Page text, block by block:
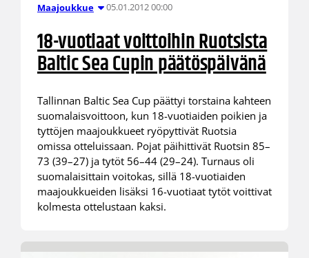
Maajoukkue 05.01.2012 00:00
18-vuotiaat voittoihin Ruotsista
Baltic Sea Cupin päätöspäivänä
Tallinnan Baltic Sea Cup päättyi torstaina kahteen
suomalaisvoittoon, kun 18-vuotiaiden poikien ja
tyttöjen maajoukkueet ryöpyttivät Ruotsia
omissa otteluissaan. Pojat päihittivät Ruotsin 85–
73 (39–27) ja tytöt 56–44 (29–24). Turnaus oli
suomalaisittain voitokas, sillä 18-vuotiaiden
maajoukkueiden lisäksi 16-vuotiaat tytöt voittivat
kolmesta ottelustaan kaksi.